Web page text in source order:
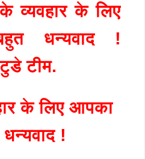
व्यवहार के लिए
धन्यवाद !
टीम.
के लिए आपका
!